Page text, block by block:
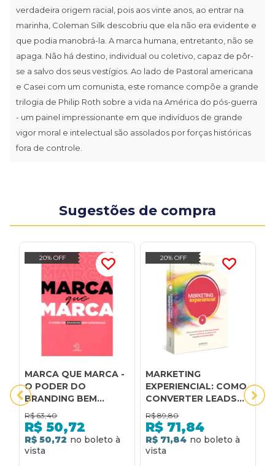
verdadeira origem racial, pois aos vinte anos, ao entrar na
marinha, Coleman Silk descobriu que ela não era evidente e
que podia manobrá-la. A marca humana, entretanto, não se
apaga. Não há destino, individual ou coletivo, capaz de pôr-
se a salvo dos seus vestígios. Ao lado de Pastoral americana
e Casei com um comunista, este romance compõe a grande
trilogia de Philip Roth sobre a vida na América do pós-guerra
- um painel impressionante em que indivíduos de grande
vigor moral e intelectual são assolados por forças históricas
fora de controle.
Sugestões de compra
20% OFF
MARCA QUE MARCA -
O PODER DO
BRANDING BEM
CONSTRUÍDO
R$ 63,40
R$ 50,72
R$ 50,72
20% OFF
MARKETING
EXPERIENCIAL: COMO
CONVERTER LEADS
EM DEFENSORES DE
MARCA USANDO
EXPERIÊNCIAS DE
MARCA AO VIVO
R$ 89,80
R$ 71,84
R$ 71,84